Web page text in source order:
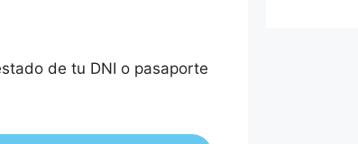
de tu DNI o pasaporte